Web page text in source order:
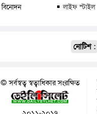
বিনোদন
লাইফ স্টাইল
নোটিশ :
© সর্বস্বত্ব স্বত্বাধিকার সংরক্ষিত